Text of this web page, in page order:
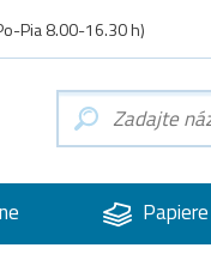
Pia 8.00-16.30 h)
Papiere